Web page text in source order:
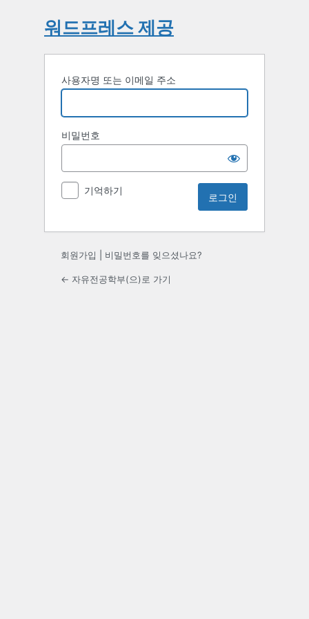
워드프레스 제공
사용자명 또는 이메일 주소
비밀번호
기억하기
회원가입 비밀번호를 잊으셨나요?
← 자유전공학부(으)로 가기